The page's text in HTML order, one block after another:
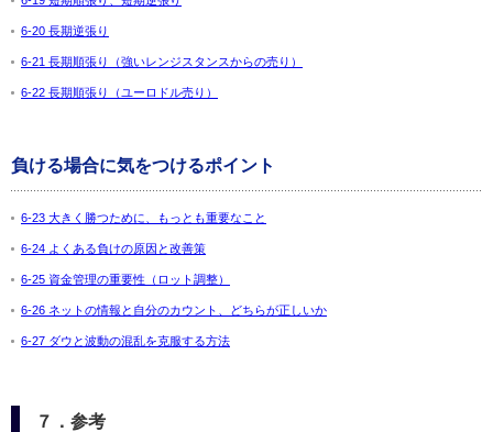
6-20 長期逆張り
6-21 長期順張り（強いレンジスタンスからの売り）
6-22 長期順張り（ユーロドル売り）
負ける場合に気をつけるポイント
6-23 大きく勝つために、もっとも重要なこと
6-24 よくある負けの原因と改善策
6-25 資金管理の重要性（ロット調整）
6-26 ネットの情報と自分のカウント、どちらが正しいか
6-27 ダウと波動の混乱を克服する方法
７．参考